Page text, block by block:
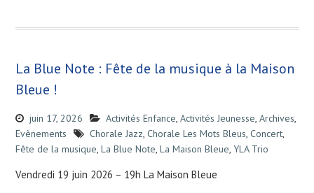
La Blue Note : Fête de la musique à la Maison
Bleue !
juin 17, 2026 Activités Enfance, Activités Jeunesse, Archives,
Evènements
Chorale Jazz, Chorale Les Mots Bleus, Concert,
Fête de la musique, La Blue Note, La Maison Bleue, YLA Trio
Vendredi 19 juin 2026 – 19h La Maison Bleue